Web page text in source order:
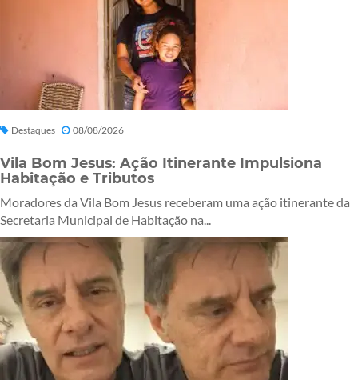
Destaques 08/08/2026
Vila Bom Jesus: Ação Itinerante Impulsiona
Habitação e Tributos
Moradores da Vila Bom Jesus receberam uma ação itinerante da
Secretaria Municipal de Habitação na...